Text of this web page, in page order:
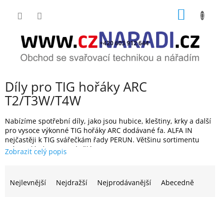
+420 603 912 644
Díly pro TIG hořáky ARC
T2/T3W/T4W
Nabízíme spotřební díly, jako jsou hubice, kleštiny, krky a další
pro vysoce výkonné TIG hořáky ARC dodávané fa. ALFA IN
nejčastěji k TIG svářečkám řady PERUN. Většinu sortimentu
máme skladem a za skvělé ceny.
Nejlevnější Nejdražší Nejprodávanější Abecedně